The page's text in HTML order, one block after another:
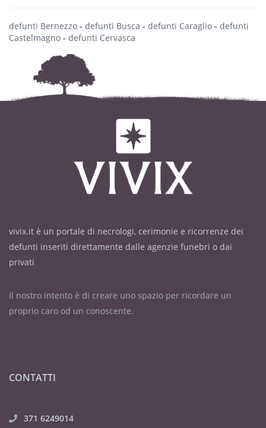
defunti Bernezzo - defunti Busca - defunti Caraglio - defunti
Castelmagno - defunti Cervasca
vivix.it è un portale di necrologi, cerimonie e ricorrenze dei
defunti inseriti direttamente dalle agenzie funebri o dai
privati
Il nostro intento è di creare uno spazio per ricordare un
proprio caro od un conoscente.
CONTATTI
371 6249014